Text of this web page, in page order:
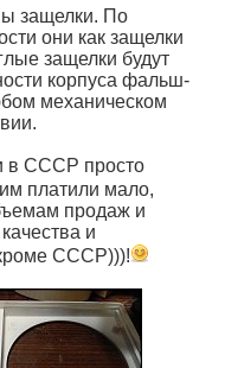
защелки. По
они как защелки
защелки будут
корпуса фальш-
механическом
в СССР просто
платили мало,
продаж и
и
СССР)))!